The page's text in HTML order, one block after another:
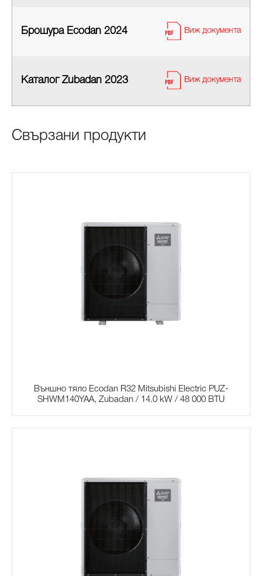
Брошура Ecodan 2024 Виж документа
Каталог Zubadan 2023 Виж документа
Свързани продукти
Външно тяло Ecodan R32 Mitsubishi Electric PUZ-
SHWM140YAA, Zubadan / 14.0 kW / 48 000 BTU